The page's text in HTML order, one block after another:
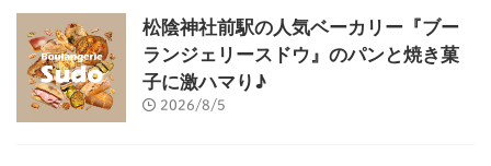
松陰神社前駅の人気ベーカリー『ブー
ランジェリースドウ』のパンと焼き菓
子に激ハマり♪
2026/8/5